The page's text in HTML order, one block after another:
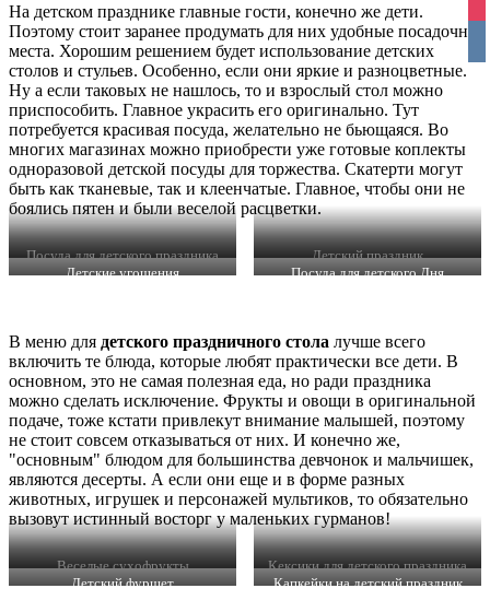
На детском празднике главные гости, конечно же дети.
Поэтому стоит заранее продумать для них удобные посадочны
места. Хорошим решением будет использование детских
столов и стульев. Особенно, если они яркие и разноцветные.
Ну а если таковых не нашлось, то и взрослый стол можно
приспособить. Главное украсить его оригинально. Тут
потребуется красивая посуда, желательно не бьющаяся. Во
многих магазинах можно приобрести уже готовые коплекты
одноразовой детской посуды для торжества. Скатерти могут
быть как тканевые, так и клеенчатые. Главное, чтобы они не
боялись пятен и были веселой расцветки.
Посуда для детского праздника
Детский праздник
Детские угощения
Посуда для детского Дня
В меню для детского праздничного стола лучше всего
включить те блюда, которые любят практически все дети. В
основном, это не самая полезная еда, но ради праздника
можно сделать исключение. Фрукты и овощи в оригинальной
подаче, тоже кстати привлекут внимание малышей, поэтому
не стоит совсем отказываться от них. И конечно же,
"основным" блюдом для большинства девчонок и мальчишек,
являются десерты. А если они еще и в форме разных
животных, игрушек и персонажей мультиков, то обязательно
вызовут истинный восторг у маленьких гурманов!
Веселые сухофрукты
Кексики для детского праздника
Детский фуршет
Капкейки на детский праздник